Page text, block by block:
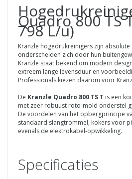
Quadro 800 TS
798 L/u)
Kranzle hogedrukreinigers zijn absolute
onderscheiden zich door hun
Kranzle staat bekend om modern
extreem lange levensduur en
Professionals kiezen daarom voor
De Kranzle Quadro 800 TS T is een
met zeer robuust roto-mold onderstel
De voordelen van het opbergprincipe
standaard slangtrommel, kokers voor
evenals de elektrokabel-opwikkeling.
Specificaties